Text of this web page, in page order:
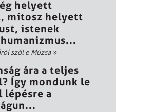
helyett
mítosz helyett
istenek
szól e Múzsa»
ára a teljes
Így mondunk le
lépésre a